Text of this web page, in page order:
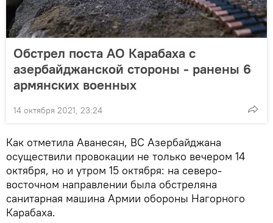
Обстрел поста АО Карабаха с
азербайджанской стороны - ранены 6
армянских военных
14 октября 2021, 23:24
Как отметила Аванесян, ВС Азербайджана
осуществили провокации не только вечером 14
октября, но и утром 15 октября: на северо-
восточном направлении была обстреляна
санитарная машина Армии обороны Нагорного
Карабаха.